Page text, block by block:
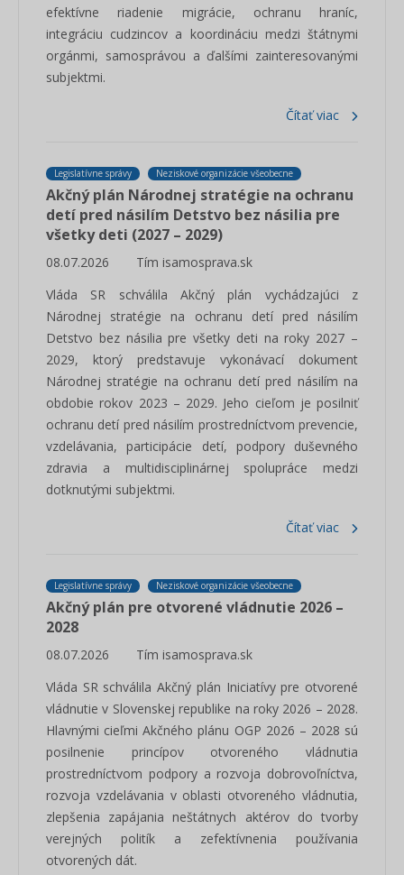
efektívne riadenie migrácie, ochranu hraníc,
integráciu cudzincov a koordináciu medzi štátnymi
orgánmi, samosprávou a ďalšími zainteresovanými
subjektmi.
Čítať viac
Legislatívne správy Neziskové organizácie všeobecne
Akčný plán Národnej stratégie na ochranu
detí pred násilím Detstvo bez násilia pre
všetky deti (2027 – 2029)
08.07.2026
Tím isamosprava.sk
Vláda SR schválila Akčný plán vychádzajúci z
Národnej stratégie na ochranu detí pred násilím
Detstvo bez násilia pre všetky deti na roky 2027 –
2029, ktorý predstavuje vykonávací dokument
Národnej stratégie na ochranu detí pred násilím na
obdobie rokov 2023 – 2029. Jeho cieľom je posilniť
ochranu detí pred násilím prostredníctvom prevencie,
vzdelávania, participácie detí, podpory duševného
zdravia a multidisciplinárnej spolupráce medzi
dotknutými subjektmi.
Čítať viac
Legislatívne správy Neziskové organizácie všeobecne
Akčný plán pre otvorené vládnutie 2026 –
2028
08.07.2026
Tím isamosprava.sk
Vláda SR schválila Akčný plán Iniciatívy pre otvorené
vládnutie v Slovenskej republike na roky 2026 – 2028.
Hlavnými cieľmi Akčného plánu OGP 2026 – 2028 sú
posilnenie princípov otvoreného vládnutia
prostredníctvom podpory a rozvoja dobrovoľníctva,
rozvoja vzdelávania v oblasti otvoreného vládnutia,
zlepšenia zapájania neštátnych aktérov do tvorby
verejných politík a zefektívnenia používania
otvorených dát.